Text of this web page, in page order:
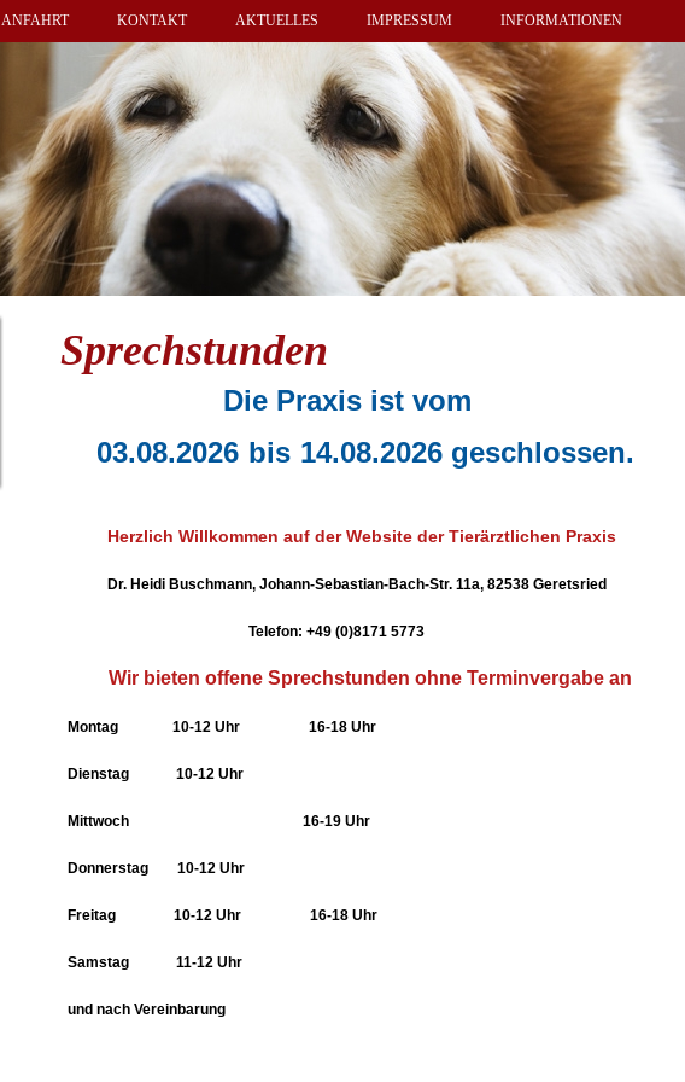
ANFAHRT KONTAKT AKTUELLES IMPRESSUM INFORMATIONEN
Sprechstunden
Die Praxis ist vom
03.08.2026 bis 14.08.2026 geschlossen.
Herzlich Willkommen auf der Website der Tierärztlichen Praxis
Dr. Heidi Buschmann, Johann-Sebastian-Bach-Str. 11a, 82538 Geretsried
Telefon: +49 (0)8171 5773
Wir bieten offene Sprechstunden ohne Terminvergabe an
Montag 10-12 Uhr 16-18 Uhr
Dienstag 10-12 Uhr
Mittwoch 16-19 Uhr
Donnerstag 10-12 Uhr
Freitag 10-12 Uhr 16-18 Uhr
Samstag 11-12 Uhr
und nach Vereinbarung